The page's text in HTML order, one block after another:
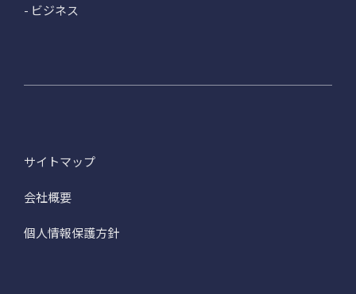
- ビジネス
サイトマップ
会社概要
個人情報保護方針